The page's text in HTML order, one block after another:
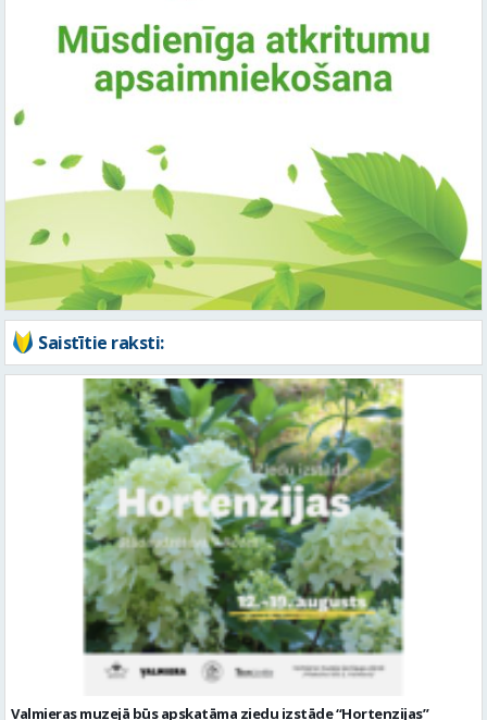
Saistītie raksti:
Valmieras muzejā būs apskatāma ziedu izstāde “Hortenzijas”